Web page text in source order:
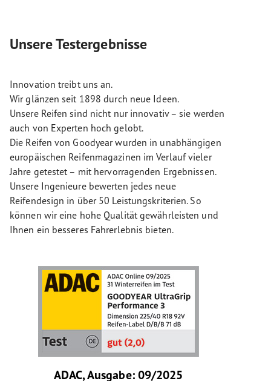
Unsere Testergebnisse
Innovation treibt uns an.
Wir glänzen seit 1898 durch neue Ideen.
Unsere Reifen sind nicht nur innovativ – sie werden
auch von Experten hoch gelobt.
Die Reifen von Goodyear wurden in unabhängigen
europäischen Reifenmagazinen im Verlauf vieler
Jahre getestet – mit hervorragenden Ergebnissen.
Unsere Ingenieure bewerten jedes neue
Reifendesign in über 50 Leistungskriterien. So
können wir eine hohe Qualität gewährleisten und
Ihnen ein besseres Fahrerlebnis bieten.
ADAC, Ausgabe: 09/2025